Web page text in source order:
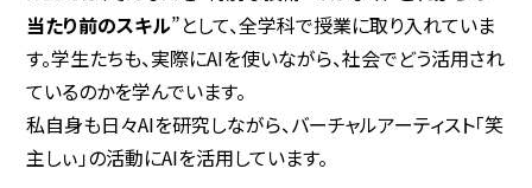
当たり前のスキル”として、全学科で授業に取り入れていま
す。学生たちも、実際にAIを使いながら、社会でどう活用され
ているのかを学んでいます。
私自身も日々AIを研究しながら、バーチャルアーティスト「笑
主しぃ」の活動にAIを活用しています。